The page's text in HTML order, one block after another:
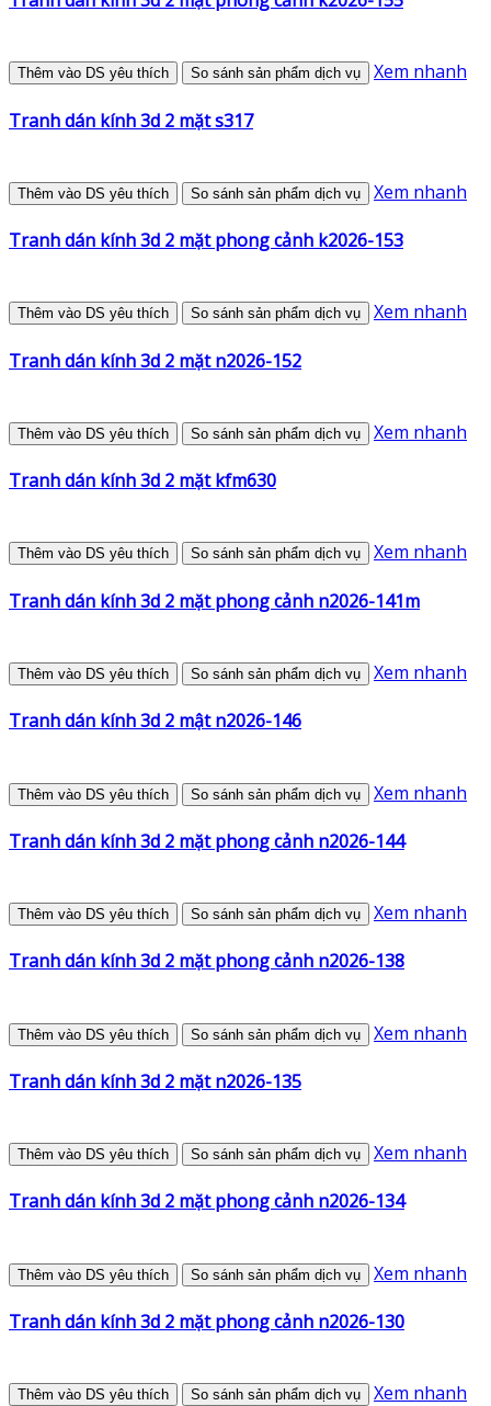
Thêm vào DS yêu thích So sánh sản phẩm dịch vụ Xem nhanh
Tranh dán kính 3d 2 mặt s317
Thêm vào DS yêu thích So sánh sản phẩm dịch vụ Xem nhanh
Tranh dán kính 3d 2 mặt phong cảnh k2026-153
Thêm vào DS yêu thích So sánh sản phẩm dịch vụ Xem nhanh
Tranh dán kính 3d 2 mặt n2026-152
Thêm vào DS yêu thích So sánh sản phẩm dịch vụ Xem nhanh
Tranh dán kính 3d 2 mặt kfm630
Thêm vào DS yêu thích So sánh sản phẩm dịch vụ Xem nhanh
Tranh dán kính 3d 2 mặt phong cảnh n2026-141m
Thêm vào DS yêu thích So sánh sản phẩm dịch vụ Xem nhanh
Tranh dán kính 3d 2 mật n2026-146
Thêm vào DS yêu thích So sánh sản phẩm dịch vụ Xem nhanh
Tranh dán kính 3d 2 mặt phong cảnh n2026-144
Thêm vào DS yêu thích So sánh sản phẩm dịch vụ Xem nhanh
Tranh dán kính 3d 2 mặt phong cảnh n2026-138
Thêm vào DS yêu thích So sánh sản phẩm dịch vụ Xem nhanh
Tranh dán kính 3d 2 mặt n2026-135
Thêm vào DS yêu thích So sánh sản phẩm dịch vụ Xem nhanh
Tranh dán kính 3d 2 mặt phong cảnh n2026-134
Thêm vào DS yêu thích So sánh sản phẩm dịch vụ Xem nhanh
Tranh dán kính 3d 2 mặt phong cảnh n2026-130
Thêm vào DS yêu thích So sánh sản phẩm dịch vụ Xem nhanh